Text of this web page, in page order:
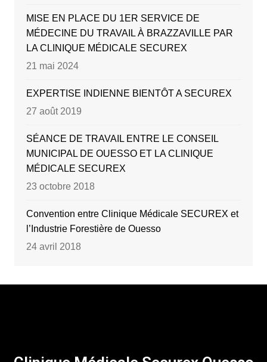
MISE EN PLACE DU 1ER SERVICE DE
MÉDECINE DU TRAVAIL À BRAZZAVILLE PAR
LA CLINIQUE MÉDICALE SECUREX
21 mai 2024
EXPERTISE INDIENNE BIENTÔT A SECUREX
27 août 2019
SÉANCE DE TRAVAIL ENTRE LE CONSEIL
MUNICIPAL DE OUESSO ET LA CLINIQUE
MÉDICALE SECUREX
23 octobre 2018
Convention entre Clinique Médicale SECUREX et
l’Industrie Forestière de Ouesso
24 avril 2018